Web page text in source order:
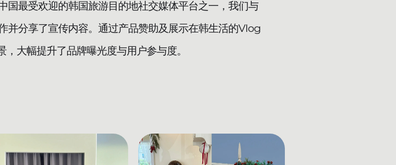
最受欢迎的韩国旅游目的地社交媒体平台之一，我们与
并分享了宣传内容。通过产品赞助及展示在韩生活的Vlog
大幅提升了品牌曝光度与用户参与度。